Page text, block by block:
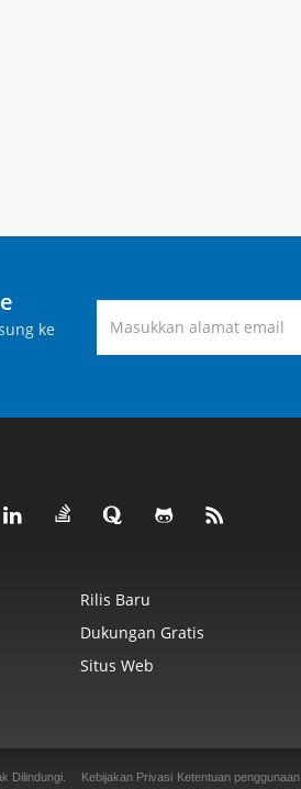
ke
Rilis Baru
Dukungan Gratis
Situs Web
Dilindungi. Kebijakan Privasi Ketentuan penggunaan